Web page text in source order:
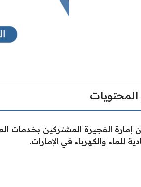
الفجيرة المشتركين بخدمات
للماء والكهرباء في الإمارات.